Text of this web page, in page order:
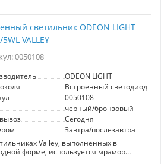
светильник ODEON LIGHT
VALLEY
0050108
ODEON LIGHT
Встроенный светодиод
0050108
черный/бронзовый
Сегодня
Завтра/послезавтра
Valley, выполненных в
форме, используется мрамор